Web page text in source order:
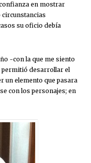
en mostrar
su oficio debía
-con la que me siento
desarrollar el
un elemento que pasara
con los personajes; en